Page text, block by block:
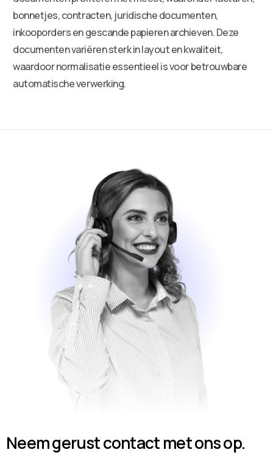
bonnetjes, contracten, juridische documenten,
inkooporders en gescande papieren archieven. Deze
documenten variëren sterk in layout en kwaliteit,
waardoor normalisatie essentieel is voor betrouwbare
automatische verwerking.
Neem gerust contact met ons op.